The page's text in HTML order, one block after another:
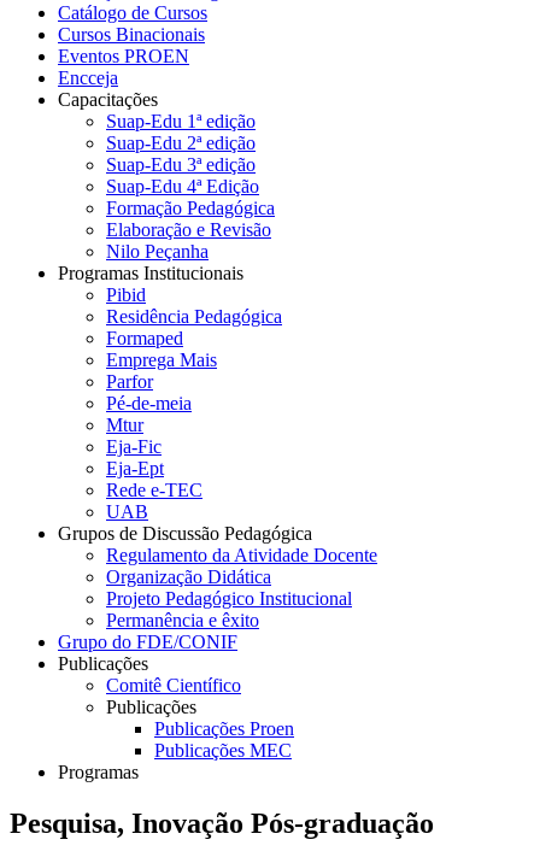
Catálogo de Cursos
Cursos Binacionais
Eventos PROEN
Encceja
Capacitações
Suap-Edu 1ª edição
Suap-Edu 2ª edição
Suap-Edu 3ª edição
Suap-Edu 4ª Edição
Formação Pedagógica
Elaboração e Revisão
Nilo Peçanha
Programas Institucionais
Pibid
Residência Pedagógica
Formaped
Emprega Mais
Parfor
Pé-de-meia
Mtur
Eja-Fic
Eja-Ept
Rede e-TEC
UAB
Grupos de Discussão Pedagógica
Regulamento da Atividade Docente
Organização Didática
Projeto Pedagógico Institucional
Permanência e êxito
Grupo do FDE/CONIF
Publicações
Comitê Científico
Publicações
Publicações Proen
Publicações MEC
Programas
Pesquisa, Inovação Pós-graduação